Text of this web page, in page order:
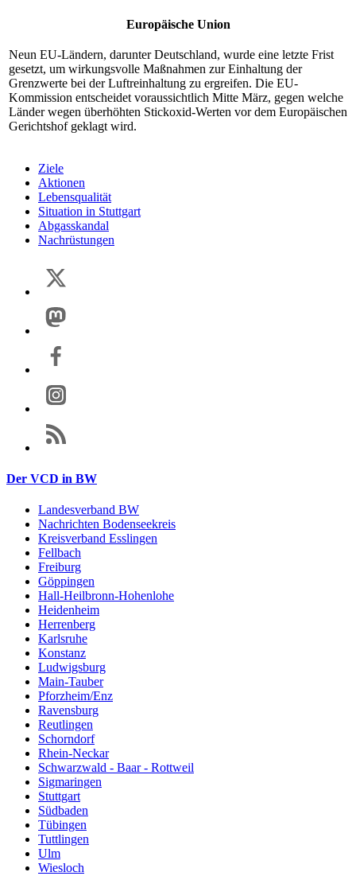
Europäische Union
Neun EU-Ländern, darunter Deutschland, wurde eine letzte Frist
gesetzt, um wirkungsvolle Maßnahmen zur Einhaltung der
Grenzwerte bei der Luftreinhaltung zu ergreifen. Die EU-
Kommission entscheidet voraussichtlich Mitte März, gegen welche
Länder wegen überhöhten Stickoxid-Werten vor dem Europäischen
Gerichtshof geklagt wird.
Ziele
Aktionen
Lebensqualität
Situation in Stuttgart
Abgasskandal
Nachrüstungen
Der VCD in BW
Landesverband BW
Nachrichten Bodenseekreis
Kreisverband Esslingen
Fellbach
Freiburg
Göppingen
Hall-Heilbronn-Hohenlohe
Heidenheim
Herrenberg
Karlsruhe
Konstanz
Ludwigsburg
Main-Tauber
Pforzheim/Enz
Ravensburg
Reutlingen
Schorndorf
Rhein-Neckar
Schwarzwald - Baar - Rottweil
Sigmaringen
Stuttgart
Südbaden
Tübingen
Tuttlingen
Ulm
Wiesloch